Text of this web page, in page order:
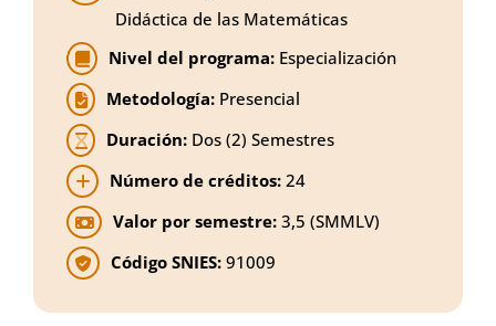
Didáctica de las Matemáticas
Nivel del programa: Especialización
Metodología: Presencial
Duración: Dos (2) Semestres
Número de créditos: 24
Valor por semestre: 3,5 (SMMLV)
Código SNIES: 91009